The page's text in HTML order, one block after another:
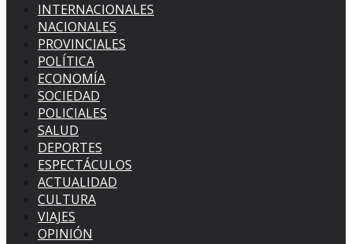
INTERNACIONALES
NACIONALES
PROVINCIALES
POLÍTICA
ECONOMÍA
SOCIEDAD
POLICIALES
SALUD
DEPORTES
ESPECTÁCULOS
ACTUALIDAD
CULTURA
VIAJES
OPINIÓN